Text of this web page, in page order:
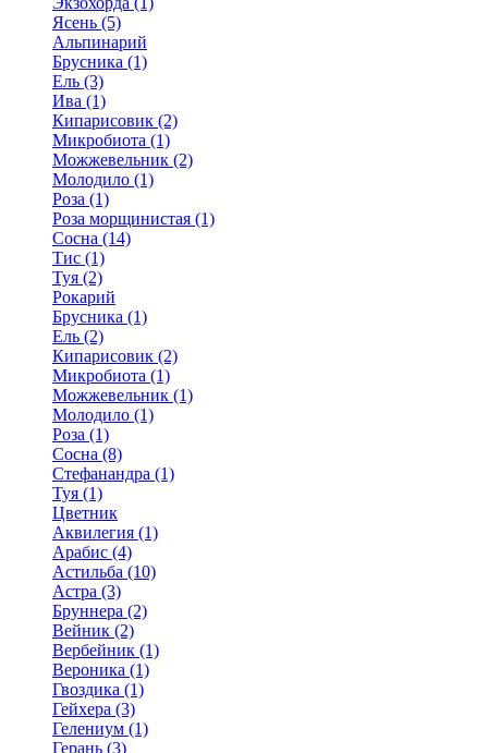
Ясень (5)
Альпинарий
Брусника (1)
Ель (3)
Ива (1)
Кипарисовик (2)
Микробиота (1)
Можжевельник (2)
Молодило (1)
Роза (1)
Роза морщинистая (1)
Сосна (14)
Тис (1)
Туя (2)
Рокарий
Брусника (1)
Ель (2)
Кипарисовик (2)
Микробиота (1)
Можжевельник (1)
Молодило (1)
Роза (1)
Сосна (8)
Стефанандра (1)
Туя (1)
Цветник
Аквилегия (1)
Арабис (4)
Астильба (10)
Астра (3)
Бруннера (2)
Вейник (2)
Вербейник (1)
Вероника (1)
Гвоздика (1)
Гейхера (3)
Гелениум (1)
Герань (3)